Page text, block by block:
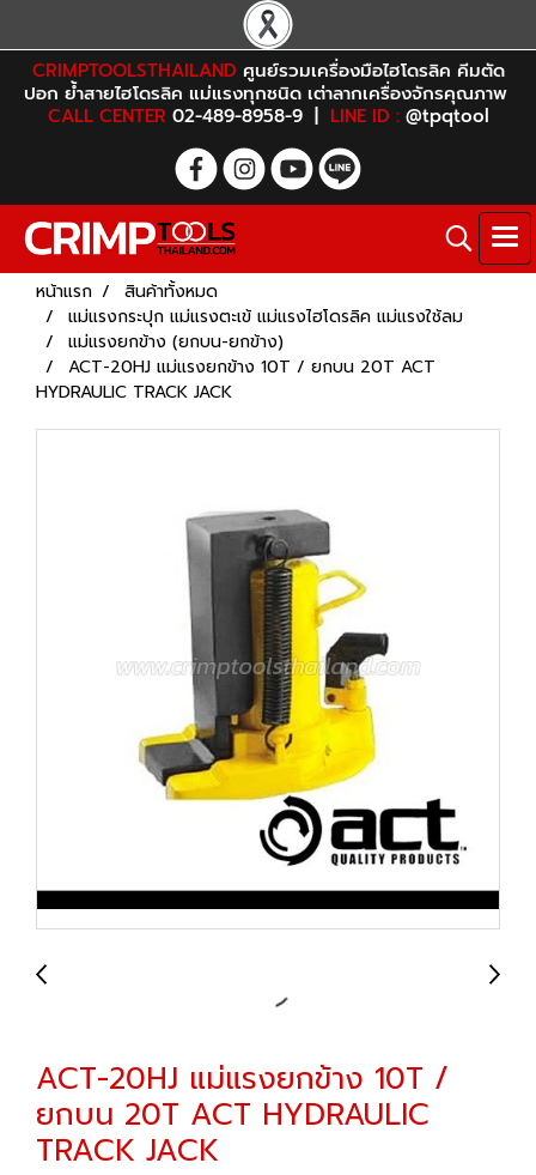
CRIMPTOOLSTHAILAND ศูนย์รวมเครื่องมือไฮโดรลิค คีมตัด
ปอก ย้ำสายไฮโดรลิค แม่แรงทุกชนิด เต่าลากเครื่องจักรคุณภาพ
CALL CENTER 02-489-8958-9 | LINE ID :@tpqtool
หน้าแรก
สินค้าทั้งหมด
แม่แรงกระปุก แม่แรงตะเข้ แม่แรงไฮโดรลิค แม่แรงใช้ลม
แม่แรงยกข้าง (ยกบน-ยกข้าง)
ACT-20HJ แม่แรงยกข้าง 10T / ยกบน 20T ACT
HYDRAULIC TRACK JACK
ACT-20HJ แม่แรงยกข้าง 10T /
ยกบน 20T ACT HYDRAULIC
TRACK JACK